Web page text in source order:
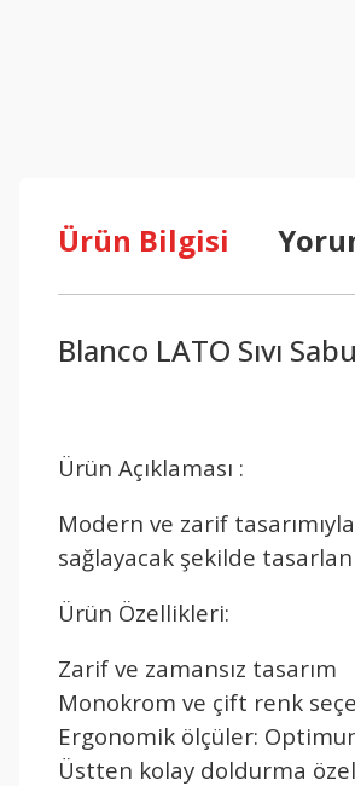
Ürün Bilgisi
Blanco LATO Sıvı
Ürün Açıklaması :
Modern ve zarif
sağlayacak şekilde
Ürün Özellikleri:
Zarif ve zamansız tasarım
Monokrom ve çift renk
Ergonomik ölçüler:
Üstten kolay doldurma